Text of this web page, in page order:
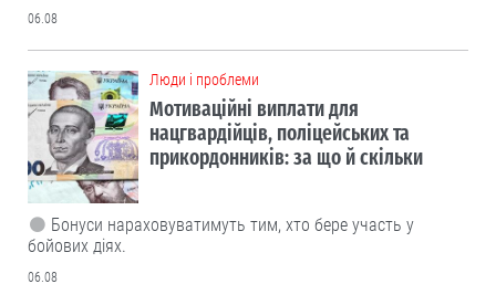
06.08
Люди і проблеми
Мотиваційні виплати для
нацгвардійців, поліцейських та
прикордонників: за що й скільки
Бонуси нараховуватимуть тим, хто бере участь у
бойових діях.
06.08